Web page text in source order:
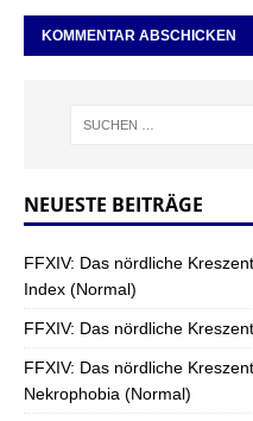
NEUESTE BEITRÄGE
FFXIV: Das nördliche
Index (Normal)
FFXIV: Das nördliche
FFXIV: Das nördliche
Nekrophobia (Normal)